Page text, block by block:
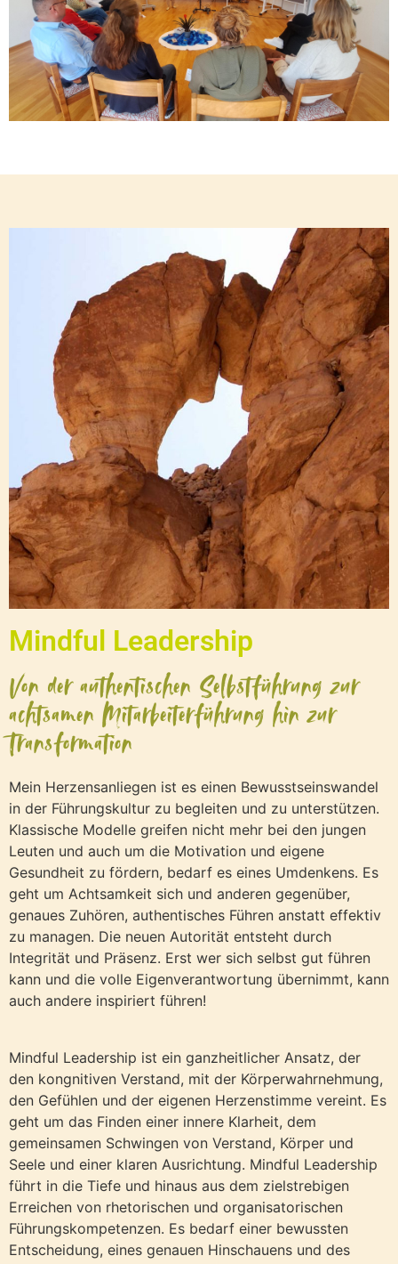
Mindful Leadership
Von der authentischen Selbstführung zur
achtsamen Mitarbeiterführung hin zur
Transformation
Mein Herzensanliegen ist es einen Bewusstseinswandel
in der Führungskultur zu begleiten und zu unterstützen.
Klassische Modelle greifen nicht mehr bei den jungen
Leuten und auch um die Motivation und eigene
Gesundheit zu fördern, bedarf es eines Umdenkens. Es
geht um Achtsamkeit sich und anderen gegenüber,
genaues Zuhören, authentisches Führen anstatt effektiv
zu managen. Die neuen Autorität entsteht durch
Integrität und Präsenz. Erst wer sich selbst gut führen
kann und die volle Eigenverantwortung übernimmt, kann
auch andere inspiriert führen!
Mindful Leadership ist ein ganzheitlicher Ansatz, der
den kongnitiven Verstand, mit der Körperwahrnehmung,
den Gefühlen und der eigenen Herzenstimme vereint. Es
geht um das Finden einer innere Klarheit, dem
gemeinsamen Schwingen von Verstand, Körper und
Seele und einer klaren Ausrichtung. Mindful Leadership
führt in die Tiefe und hinaus aus dem zielstrebigen
Erreichen von rhetorischen und organisatorischen
Führungskompetenzen. Es bedarf einer bewussten
Entscheidung, eines genauen Hinschauens und des